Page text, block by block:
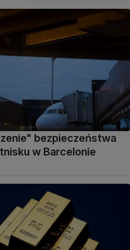
bezpieczeństwa
w Barcelonie